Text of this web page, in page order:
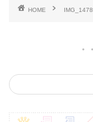
HOME IMG_1478